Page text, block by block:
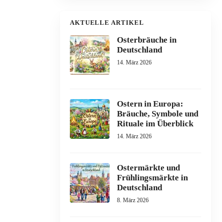
AKTUELLE ARTIKEL
Osterbräuche in
Deutschland
14. März 2026
Ostern in Europa:
Bräuche, Symbole und
Rituale im Überblick
14. März 2026
Ostermärkte und
Frühlingsmärkte in
Deutschland
8. März 2026